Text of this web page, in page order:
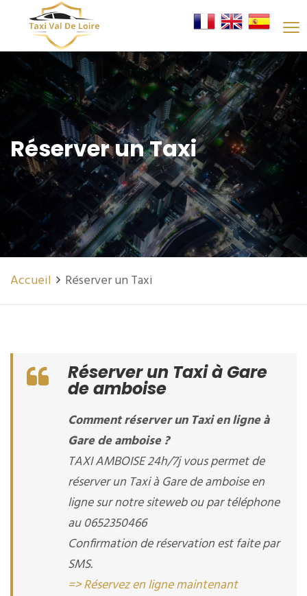
Réserver un Taxi
Accueil Réserver un Taxi
Réserver un Taxi à Gare
de amboise
Comment réserver un Taxi en ligne à
Gare de amboise ?
TAXI AMBOISE 24h/7j vous permet de
réserver un Taxi à Gare de amboise en
ligne sur notre siteweb ou par téléphone
au 0652350466
Confirmation de réservation est faite par
SMS.
=> Réservez en ligne maintenant